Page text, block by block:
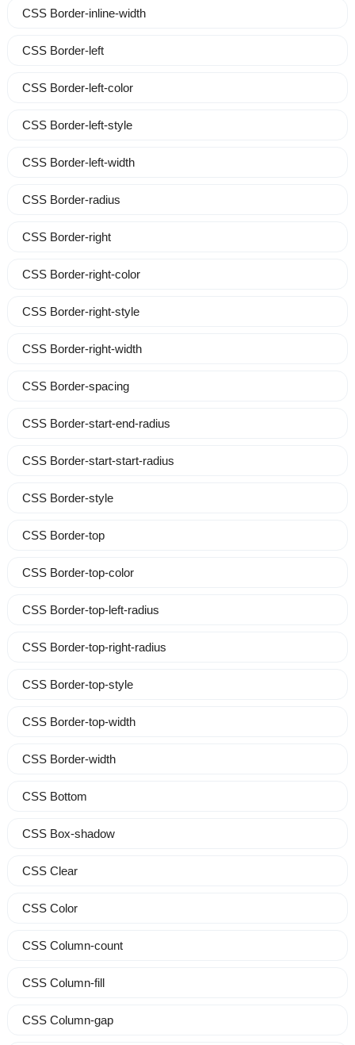
CSS Border-inline-width
CSS Border-left
CSS Border-left-color
CSS Border-left-style
CSS Border-left-width
CSS Border-radius
CSS Border-right
CSS Border-right-color
CSS Border-right-style
CSS Border-right-width
CSS Border-spacing
CSS Border-start-end-radius
CSS Border-start-start-radius
CSS Border-style
CSS Border-top
CSS Border-top-color
CSS Border-top-left-radius
CSS Border-top-right-radius
CSS Border-top-style
CSS Border-top-width
CSS Border-width
CSS Bottom
CSS Box-shadow
CSS Clear
CSS Color
CSS Column-count
CSS Column-fill
CSS Column-gap